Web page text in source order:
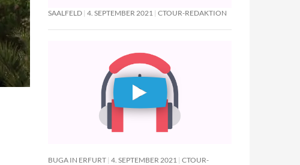
SAALFELD 4. SEPTEMBER 2021 CTOUR-REDAKTION
BUGA IN ERFURT 4. SEPTEMBER 2021
CTOUR-